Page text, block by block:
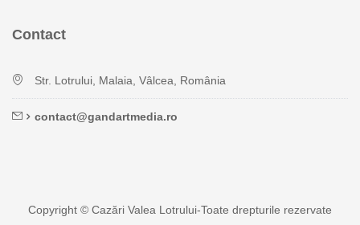
Contact
Str. Lotrului, Malaia, Vâlcea, România
contact@gandartmedia.ro
Copyright © Cazări Valea Lotrului-Toate drepturile rezervate